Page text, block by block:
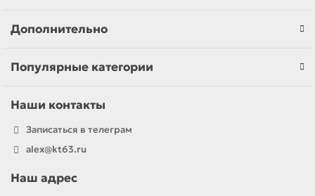
Дополнительно
Популярные категории
Наши контакты
Записаться в телеграм
alex@kt63.ru
Наш адрес